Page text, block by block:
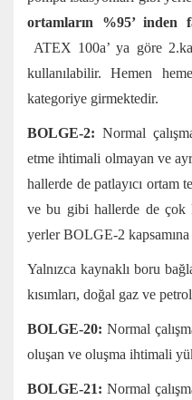
ortamların %95’ inden
ATEX 100a’ ya göre
kullanılabilir. Hemen
kategoriye girmektedir.
BOLGE-2: Normal
etme ihtimali olmayan ve
hallerde de patlayıcı ortam
ve bu gibi hallerde de çok
yerler BOLGE-2 kapsamına
Yalnızca kaynaklı boru
kısımları, doğal gaz ve
BOLGE-20: Normal
oluşan ve oluşma ihtimali
BOLGE-21: Normal